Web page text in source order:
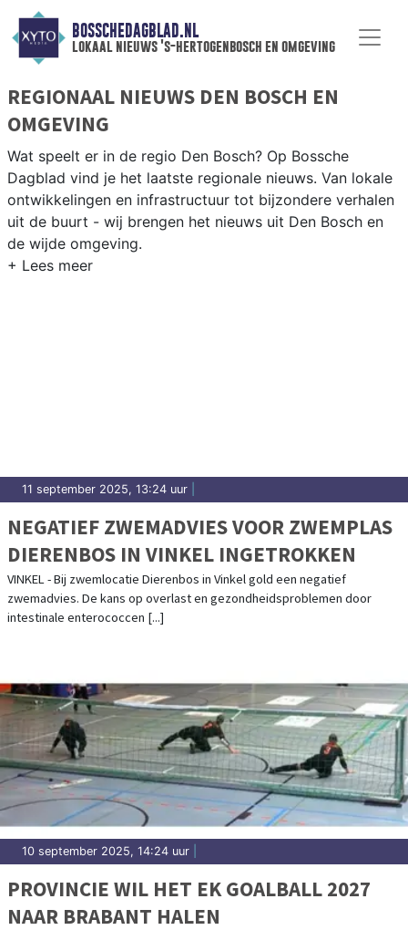
BOSSCHEDAGBLAD.NL
lokaal nieuws 's-hertogenbosch en omgeving
REGIONAAL NIEUWS DEN BOSCH EN
OMGEVING
Wat speelt er in de regio Den Bosch? Op Bossche
Dagblad vind je het laatste regionale nieuws. Van lokale
ontwikkelingen en infrastructuur tot bijzondere verhalen
uit de buurt - wij brengen het nieuws uit Den Bosch en
de wijde omgeving.
11 september 2025, 13:24 uur
NEGATIEF ZWEMADVIES VOOR ZWEMPLAS
DIERENBOS IN VINKEL INGETROKKEN
VINKEL - Bij zwemlocatie Dierenbos in Vinkel gold een negatief
zwemadvies. De kans op overlast en gezondheidsproblemen door
intestinale enterococcen [...]
10 september 2025, 14:24 uur
PROVINCIE WIL HET EK GOALBALL 2027
NAAR BRABANT HALEN